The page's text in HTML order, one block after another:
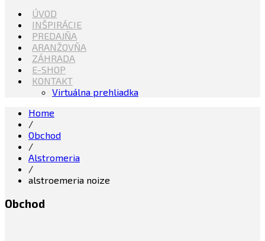
Florasystem Žilina
Kvety, Sviečky, dekorácie, Záhrada
ÚVOD
INŠPIRÁCIE
PREDAJŇA
ARANŽOVŇA
ZÁHRADA
E-SHOP
KONTAKT
Virtuálna prehliadka
Home
/
Obchod
/
Alstromeria
/
alstroemeria noize
Obchod